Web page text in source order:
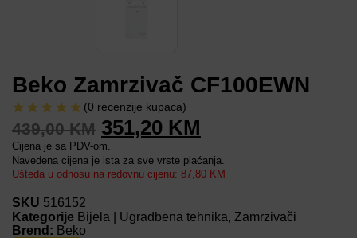
Beko Zamrzivač CF100EWN
(0 recenzije kupaca)
439,00KM 351,20 KM
Cijena je sa PDV-om.
Navedena cijena je ista za sve vrste plaćanja.
Ušteda u odnosu na redovnu cijenu: 87,80 KM
SKU 516152
Kategorije Bijela | Ugradbena tehnika, Zamrzivači
Brend: Beko